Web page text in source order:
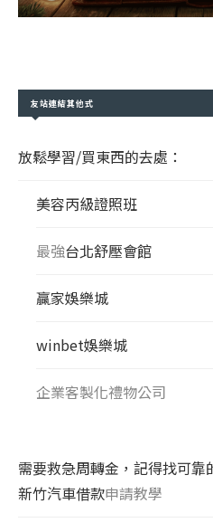
友站連結其他式
放鬆學習/買東西的去處：
美容丙級證照班
最強台北舒壓會館
贏家娛樂城
winbet娛樂城
企業客製化禮物公司
需要救急周轉金，記得找可靠
新竹汽車借款申請教學